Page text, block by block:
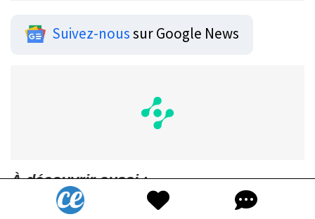
Suivez-noussur Google News
À découvrir aussi :
10 Plantes Qui Absorbent l'Humidité